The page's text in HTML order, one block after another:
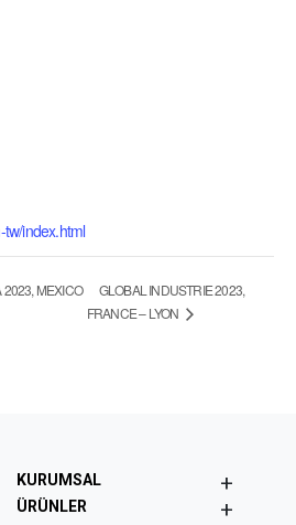
tw/index.html
MEXICO
GLOBAL INDUSTRIE 2023,
FRANCE – LYON
KURUMSAL +
ÜRÜNLER +